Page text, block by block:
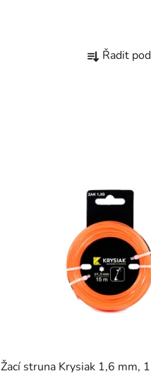
a
o
d
u
k
t
ů
Řadit
Žací struna Krysiak 1,6 mm,